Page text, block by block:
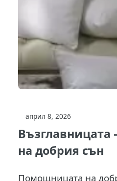
април 8, 2026
на добрия сън
Помощницата на